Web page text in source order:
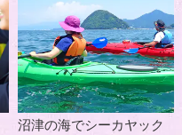
沼津の海でシーカヤック